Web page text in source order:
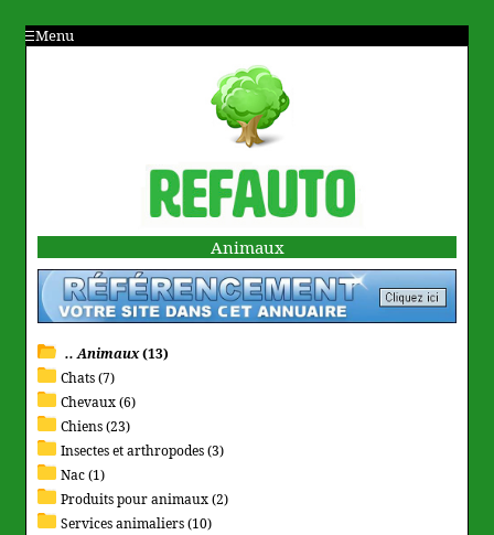
Menu
Animaux
.. Animaux(13)
Chats (7)
Chevaux (6)
Chiens (23)
Insectes et arthropodes (3)
Nac (1)
Produits pour animaux (2)
Services animaliers (10)